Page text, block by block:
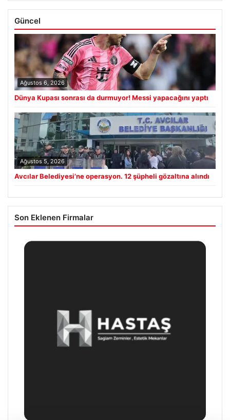
Güncel
Ağustos 6, 2026
Dünya Kupası sonrası da durmuyor! Messi yapacağını yaptı
Ağustos 5, 2026
Avcılar Belediyesi’ne operasyon. 12 şüpheli gözaltına alındı
Son Eklenen Firmalar